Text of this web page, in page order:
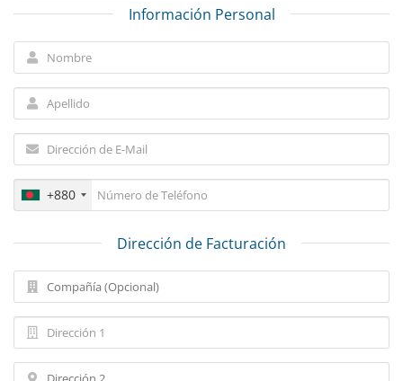
Información Personal
+880
Dirección de Facturación